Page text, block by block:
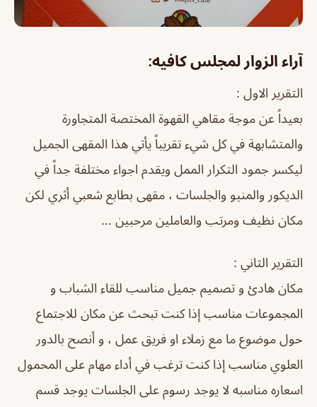
آراء الزوار لمجلس كافيه:
التقرير الاول :
بعيداً عن موجة مقاهي القهوة المختصة المتجاورة
والمتشابهة في كل شيء تقريباً يأتي هذا المقهى الجميل
ليكسر جمود التكرار الممل ويقدم اجواء مختلفة جداً في
الديكور والمنيو والجلسات ، مقهى بطابع شعبي أثري لكن
مكان نظيف ومرتب والعاملين مرحبين …
التقرير الثاني :
مكان هادئ و تصميم جميل مناسب للقاء الشباب و
المجموعات مناسب إذا كنت تبحث عن مكان للاجتماع
حول موضوع ما مع زملاء او فريق عمل ، و أنصح بالدور
العلوي مناسب إذا كنت ترغب في أداء مهام على المحمول
اسعاره مناسبه لا يوجد رسوم على الجلسات يوجد قسم